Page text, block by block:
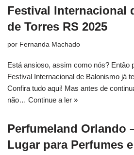
Festival Internacional
de Torres RS 2025
por Fernanda Machado
Está ansioso, assim como nós? Então
Festival Internacional de Balonismo já
Confira tudo aqui! Mas antes de
não… Continue a ler »
Perfumeland Orlando
Lugar para Perfumes